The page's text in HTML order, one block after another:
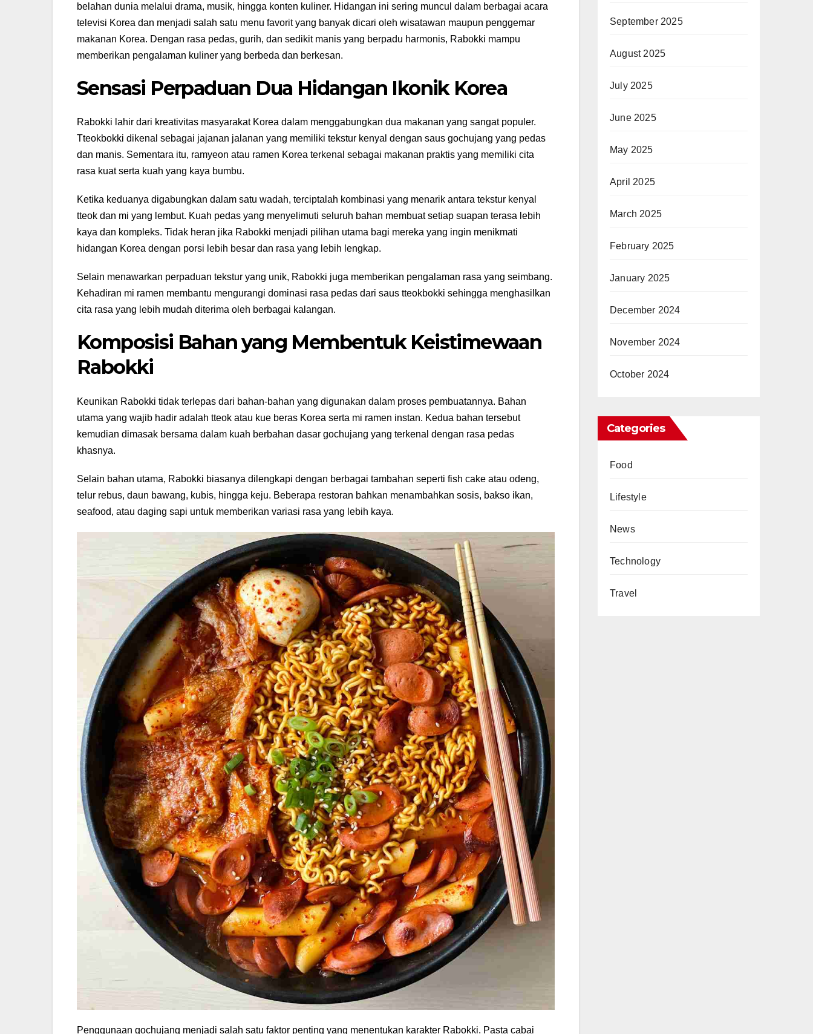
belahan dunia melalui drama, musik, hingga konten kuliner. Hidangan ini sering muncul dalam berbagai acara
televisi Korea dan menjadi salah satu menu favorit yang banyak dicari oleh wisatawan maupun penggemar
makanan Korea. Dengan rasa pedas, gurih, dan sedikit manis yang berpadu harmonis, Rabokki mampu
memberikan pengalaman kuliner yang berbeda dan berkesan.
Sensasi Perpaduan Dua Hidangan Ikonik Korea
Rabokki lahir dari kreativitas masyarakat Korea dalam menggabungkan dua makanan yang sangat populer.
Tteokbokki dikenal sebagai jajanan jalanan yang memiliki tekstur kenyal dengan saus gochujang yang pedas
dan manis. Sementara itu, ramyeon atau ramen Korea terkenal sebagai makanan praktis yang memiliki cita
rasa kuat serta kuah yang kaya bumbu.
Ketika keduanya digabungkan dalam satu wadah, terciptalah kombinasi yang menarik antara tekstur kenyal
tteok dan mi yang lembut. Kuah pedas yang menyelimuti seluruh bahan membuat setiap suapan terasa lebih
kaya dan kompleks. Tidak heran jika Rabokki menjadi pilihan utama bagi mereka yang ingin menikmati
hidangan Korea dengan porsi lebih besar dan rasa yang lebih lengkap.
Selain menawarkan perpaduan tekstur yang unik, Rabokki juga memberikan pengalaman rasa yang seimbang.
Kehadiran mi ramen membantu mengurangi dominasi rasa pedas dari saus tteokbokki sehingga menghasilkan
cita rasa yang lebih mudah diterima oleh berbagai kalangan.
Komposisi Bahan yang Membentuk Keistimewaan
Rabokki
Keunikan Rabokki tidak terlepas dari bahan-bahan yang digunakan dalam proses pembuatannya. Bahan
utama yang wajib hadir adalah tteok atau kue beras Korea serta mi ramen instan. Kedua bahan tersebut
kemudian dimasak bersama dalam kuah berbahan dasar gochujang yang terkenal dengan rasa pedas
khasnya.
Selain bahan utama, Rabokki biasanya dilengkapi dengan berbagai tambahan seperti fish cake atau odeng,
telur rebus, daun bawang, kubis, hingga keju. Beberapa restoran bahkan menambahkan sosis, bakso ikan,
seafood, atau daging sapi untuk memberikan variasi rasa yang lebih kaya.
Penggunaan gochujang menjadi salah satu faktor penting yang menentukan karakter Rabokki. Pasta cabai
September 2025
August 2025
July 2025
June 2025
May 2025
April 2025
March 2025
February 2025
January 2025
December 2024
November 2024
October 2024
Categories
Food
Lifestyle
News
Technology
Travel